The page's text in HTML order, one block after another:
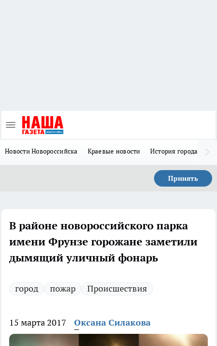
Новости Новороссийска Краевые новости История города Н
Принять
В районе новороссийского парка
имени Фрунзе горожане заметили
дымящий уличный фонарь
город пожар Происшествия
15 марта 2017 Оксана Силакова